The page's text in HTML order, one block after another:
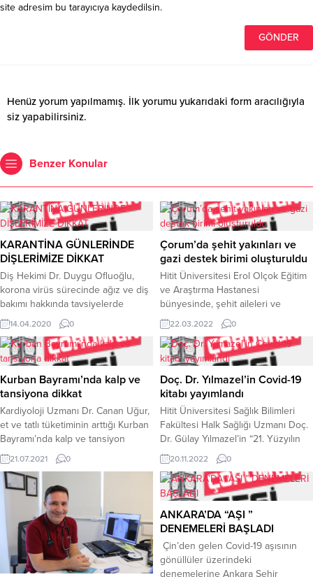
site adresim bu tarayıcıya kaydedilsin.
Henüz yorum yapılmamış. İlk yorumu yukarıdaki form aracılığıyla
siz yapabilirsiniz.
Benzer Konular
KARANTİNA GÜNLERİNDE
DİŞLERİMİZE DİKKAT
Diş Hekimi Dr. Duygu Ofluoğlu,
korona virüs sürecinde ağız ve diş
bakımı hakkında tavsiyelerde
bulundu.Evde geçirilen süreçte
karbonhidratlı besin tüketiminin
arttığına dikkat çeken diş hekimi Dr.
Duygu Ofluoğlu, bu dönemde
çürük oluşum riskini arttırmamak
için günde en az 2 kez dişlerin
düzenli olarak fırçalanması, diş ipi
ve arayüz fırçası kullanımının...
14.04.2020 0
Çorum’da şehit yakınları ve
gazi destek birimi oluşturuldu
Hitit Üniversitesi Erol Olçok Eğitim
ve Araştırma Hastanesi
bünyesinde, şehit aileleri ve
gazilere yönelik hastane poliklinik
ve servislerinde iş ve işleyişi
kolaylaştırmak amacıyla ‘Şehit
yakınları ve Gazi Destek Birimi’
oluşturuldu. Bu kapsamda hastane
bilgi yönetim sistemine 1. derece
şehit yakınları ve gazilerin kimlik
bilgileri tanımlandı.Sağlık hizmeti
sunulan tüm hastalar ve...
22.03.2022 0
Kurban Bayramı’nda kalp ve
tansiyona dikkat
Kardiyoloji Uzmanı Dr. Canan Uğur,
et ve tatlı tüketiminin arttığı Kurban
Bayramı’nda kalp ve tansiyon
hastalıklarına dikkat edilmesi
gerektiğini söyledi.Büyük Anadolu
Hastanesi Kardiyoloji Uzmanı Dr.
Canan Uğur, kalp ve tansiyon
hastalarının Kurban Bayramı’nda et
ve tatlı tüketiminde nelere dikkat
etmesi konusunda uyarılarda
bulundu. Uzm. Dr. Canan Uğur,
“Kurban Bayramı’nda eti...
21.07.2021 0
Doç. Dr. Yılmazel’in Covid-19
kitabı yayımlandı
Hitit Üniversitesi Sağlık Bilimleri
Fakültesi Halk Sağlığı Uzmanı Doç.
Dr. Gülay Yılmazel’in “21. Yüzyılın
Halk Sağlığı Ajandasında Yeni
Korona Virüs Pandemisi” kitabı
yayımlandı.Hitit Üniversitesi Sağlık
Bilimleri Fakültesi Halk Sağlığı
Uzmanı Doç. Dr. Gülay Yılmazel,
tarafından hazırlanan “21. Yüzyılın
Halk Sağlığı Ajandasında Yeni
Korona Virüs Pandemisi”
okuyucularla buluştu. Yeni korona
20.11.2022 0
ANKARA’DA “AŞI ”
DENEMELERİ BAŞLADI
Çin’den gelen Covid-19 aşısının
gönüllüler üzerindeki
denemelerine Ankara Şehir